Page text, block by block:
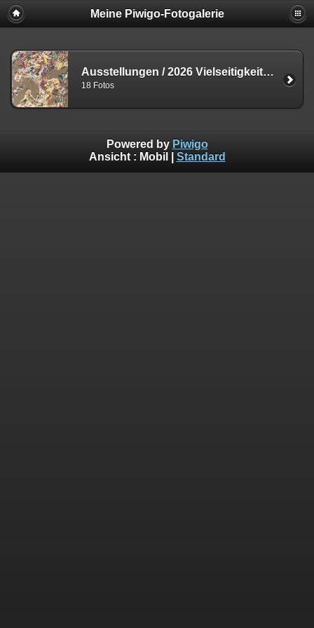
Meine Piwigo-Fotogalerie
Ausstellungen / 2026 Vielseitigkeit der Welt
18 Fotos
Powered by Piwigo
Ansicht : Mobil Standard